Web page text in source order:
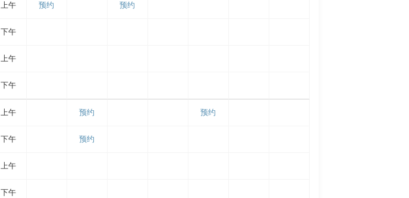
上午 预约 预约
下午
上午
下午
上午 预约 预约
下午 预约
上午
下午